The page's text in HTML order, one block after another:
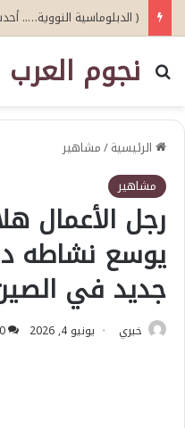
( الدبلوماسية النووية…..
نجوم العرب
بحث عن
الرئيسية/مشاهير
مشاهير
رجل الأعمال
يوسع نشاطه
جديد في
خيري يونيو 4, 2026 0